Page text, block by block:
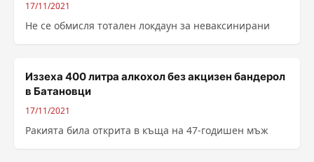
17/11/2021
Не се обмисля тотален локдаун за неваксинирани
Иззеха 400 литра алкохол без акцизен бандерол
в Батановци
17/11/2021
Ракията била открита в къща на 47-годишен мъж